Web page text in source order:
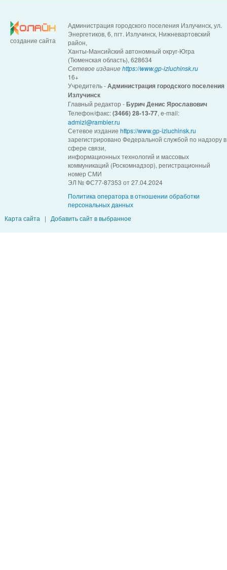
создание сайта
Администрация городского поселения Излучинск, ул.
Энергетиков, 6, пгт. Излучинск, Нижневартовский
район,
Ханты-Мансийский автономный округ-Югра
(Тюменская область), 628634
Сетевое изданиеhttps://www.gp-izluchinsk.ru
16+
Учредитель -Администрация городского поселения
Излучинск
Главный редактор -Бурич Денис Ярославович
Телефон/факс:(3466) 28-13-77, e-mail:
admizl@rambler.ru
Сетевое изданиеhttps://www.gp-izluchinsk.ru
зарегистрировано Федеральной службой по надзору в
сфере связи,
информационных технологий и массовых
коммуникаций (Роскомнадзор), регистрационный
номер СМИ
ЭЛ № ФС77-87353 от 27.04.2024
Политика оператора в отношении обработки
персональных данных
Карта сайта | Добавить сайт в выбранное